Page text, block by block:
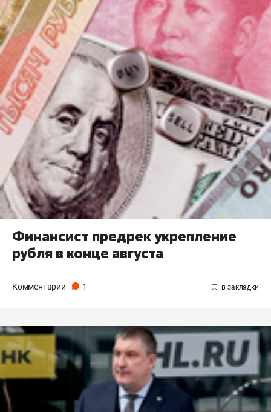
Финансист предрек укрепление
рубля в конце августа
Комментарии 1